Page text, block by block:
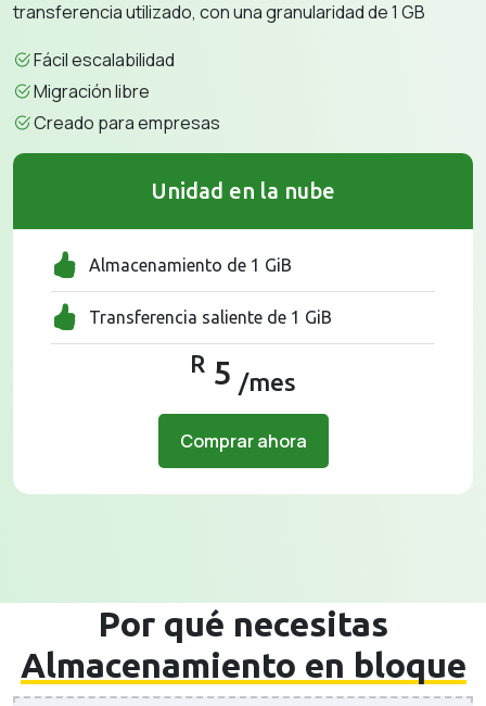
transferencia utilizado, con una granularidad de 1 GB
Fácil escalabilidad
Migración libre
Creado para empresas
Unidad en la nube
Almacenamiento de 1 GiB
Transferencia saliente de 1 GiB
R 5 /mes
Comprar ahora
Por qué necesitas
Almacenamiento en bloque